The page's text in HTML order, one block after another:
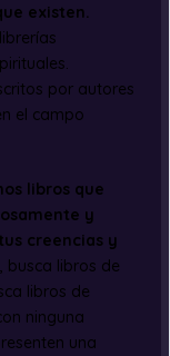
existen.
por autores
el campo
libros que
y
creencias y
busca libros de
libros de
ninguna
una